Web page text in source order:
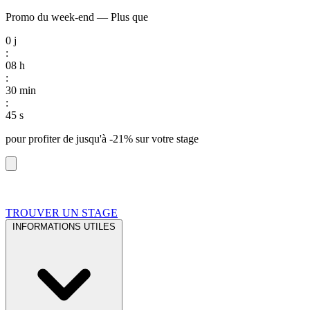
Promo du week-end — Plus que
0 j
:
08 h
:
30 min
:
44 s
pour profiter de jusqu'à -21% sur votre stage
TROUVER UN STAGE
INFORMATIONS UTILES